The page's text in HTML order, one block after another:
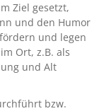
Ziel gesetzt,
und den Humor
und legen
Ort, z.B. als
und Alt
bzw.